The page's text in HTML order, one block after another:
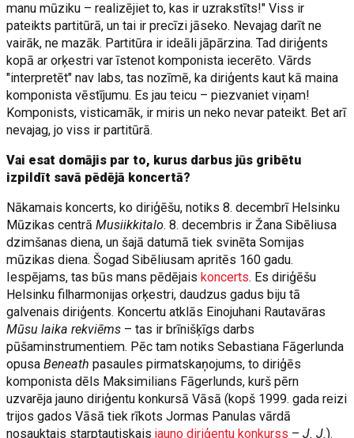
manu mūziku – realizējiet to, kas ir uzrakstīts!" Viss ir
pateikts partitūrā, un tai ir precīzi jāseko. Nevajag darīt ne
vairāk, ne mazāk. Partitūra ir ideāli jāpārzina. Tad diriģents
kopā ar orķestri var īstenot komponista iecerēto. Vārds
"interpretēt" nav labs, tas nozīmē, ka diriģents kaut kā maina
komponista vēstījumu. Es jau teicu – piezvaniet viņam!
Komponists, visticamāk, ir miris un neko nevar pateikt. Bet arī
nevajag, jo viss ir partitūrā.
Vai esat domājis par to, kurus darbus jūs gribētu
izpildīt savā pēdējā koncertā?
Nākamais koncerts, ko diriģēšu, notiks 8. decembrī Helsinku
Mūzikas centrāMusiikkitalo. 8. decembris ir Žana Sibēliusa
dzimšanas diena, un šajā datumā tiek svinēta Somijas
mūzikas diena. Šogad Sibēliusam apritēs 160 gadu.
Iespējams, tas būs mans pēdējaiskoncerts. Es diriģēšu
Helsinku filharmonijas orķestri, daudzus gadus biju tā
galvenais diriģents. Koncertu atklās Einojuhani Rautavāras
Mūsu laika rekviēms – tas ir brīnišķīgs darbs
pūšaminstrumentiem. Pēc tam notiks Sebastiana Fāgerlunda
opusaBeneath pasaules pirmatskaņojums, to diriģēs
komponista dēls Maksimilians Fāgerlunds, kurš pērn
uzvarēja jauno diriģentu konkursā Vāsā (kopš 1999. gada reizi
trijos gados Vāsā tiek rīkots Jormas Panulas vārdā
nosauktais starptautiskaisjauno diriģentu konkurss –J. J.).